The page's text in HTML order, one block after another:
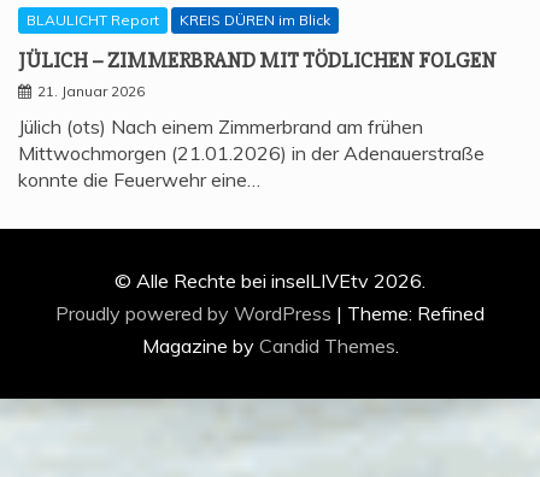
BLAULICHT Report KREIS DÜREN im Blick
JÜLICH – ZIM­MER­BRAND MIT TÖD­LI­CHEN FOLGEN
21. Januar 2026
Jülich (ots) Nach einem Zimmerbrand am frühen
Mittwochmorgen (21.01.2026) in der Adenauerstraße
konnte die Feuerwehr eine…
© Alle Rechte bei inselLIVEtv 2026.
Proudly powered by WordPress | Theme: Refined
Magazine by Candid Themes.